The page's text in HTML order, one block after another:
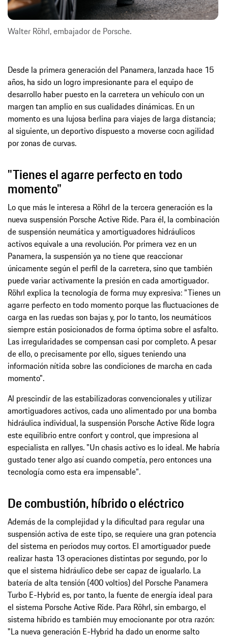
Walter Röhrl, embajador de Porsche.
Desde la primera generación del Panamera, lanzada hace 15
años, ha sido un logro impresionante para el equipo de
desarrollo haber puesto en la carretera un vehículo con un
margen tan amplio en sus cualidades dinámicas. En un
momento es una lujosa berlina para viajes de larga distancia;
al siguiente, un deportivo dispuesto a moverse cocn agilidad
por zonas de curvas.
"Tienes el agarre perfecto en todo
momento"
Lo que más le interesa a Röhrl de la tercera generación es la
nueva suspensión Porsche Active Ride. Para él, la combinación
de suspensión neumática y amortiguadores hidráulicos
activos equivale a una revolución. Por primera vez en un
Panamera, la suspensión ya no tiene que reaccionar
únicamente según el perfil de la carretera, sino que también
puede variar activamente la presión en cada amortiguador.
Röhrl explica la tecnología de forma muy expresiva: "Tienes un
agarre perfecto en todo momento porque las fluctuaciones de
carga en las ruedas son bajas y, por lo tanto, los neumáticos
siempre están posicionados de forma óptima sobre el asfalto.
Las irregularidades se compensan casi por completo. A pesar
de ello, o precisamente por ello, sigues teniendo una
información nítida sobre las condiciones de marcha en cada
momento".
Al prescindir de las estabilizadoras convencionales y utilizar
amortiguadores activos, cada uno alimentado por una bomba
hidráulica individual, la suspensión Porsche Active Ride logra
este equilibrio entre confort y control, que impresiona al
especialista en rallyes. "Un chasis activo es lo ideal. Me habría
gustado tener algo así cuando competía, pero entonces una
tecnología como esta era impensable".
De combustión, híbrido o eléctrico
Además de la complejidad y la dificultad para regular una
suspensión activa de este tipo, se requiere una gran potencia
del sistema en periodos muy cortos. El amortiguador puede
realizar hasta 13 operaciones distintas por segundo, por lo
que el sistema hidráulico debe ser capaz de igualarlo. La
batería de alta tensión (400 voltios) del Porsche Panamera
Turbo E-Hybrid es, por tanto, la fuente de energía ideal para
el sistema Porsche Active Ride. Para Röhrl, sin embargo, el
sistema híbrido es también muy emocionante por otra razón:
"La nueva generación E-Hybrid ha dado un enorme salto